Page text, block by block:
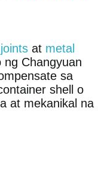
at metal
ng Changyuan
sa
shell o
at mekanikal na